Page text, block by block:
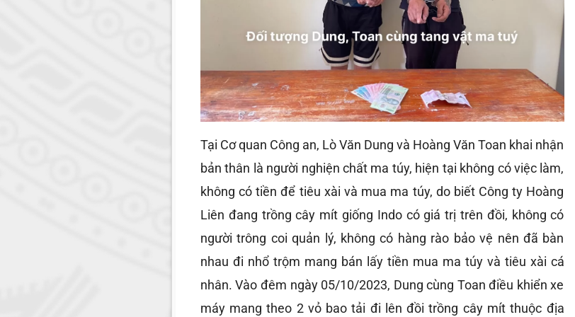
Tại Cơ quan Công an, Lò Văn Dung và Hoàng Văn Toan khai nhận
bản thân là người nghiện chất ma túy, hiện tại không có việc làm,
không có tiền để tiêu xài và mua ma túy, do biết Công ty Hoàng
Liên đang trồng cây mít giống Indo có giá trị trên đồi, không có
người trông coi quản lý, không có hàng rào bảo vệ nên đã bàn
nhau đi nhổ trộm mang bán lấy tiền mua ma túy và tiêu xài cá
nhân. Vào đêm ngày 05/10/2023, Dung cùng Toan điều khiển xe
máy mang theo 2 vỏ bao tải đi lên đồi trồng cây mít thuộc địa